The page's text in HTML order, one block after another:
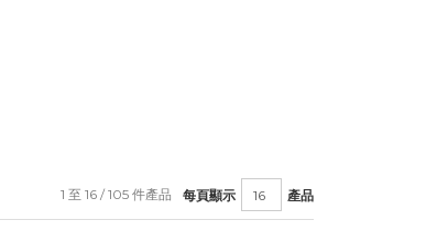
每頁顯示 產品
1 至 16 / 105 件產品